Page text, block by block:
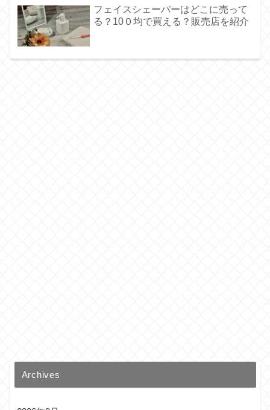
フェイスシェーバーはどこに売って
る？10０均で買える？販売店を紹介
Archives